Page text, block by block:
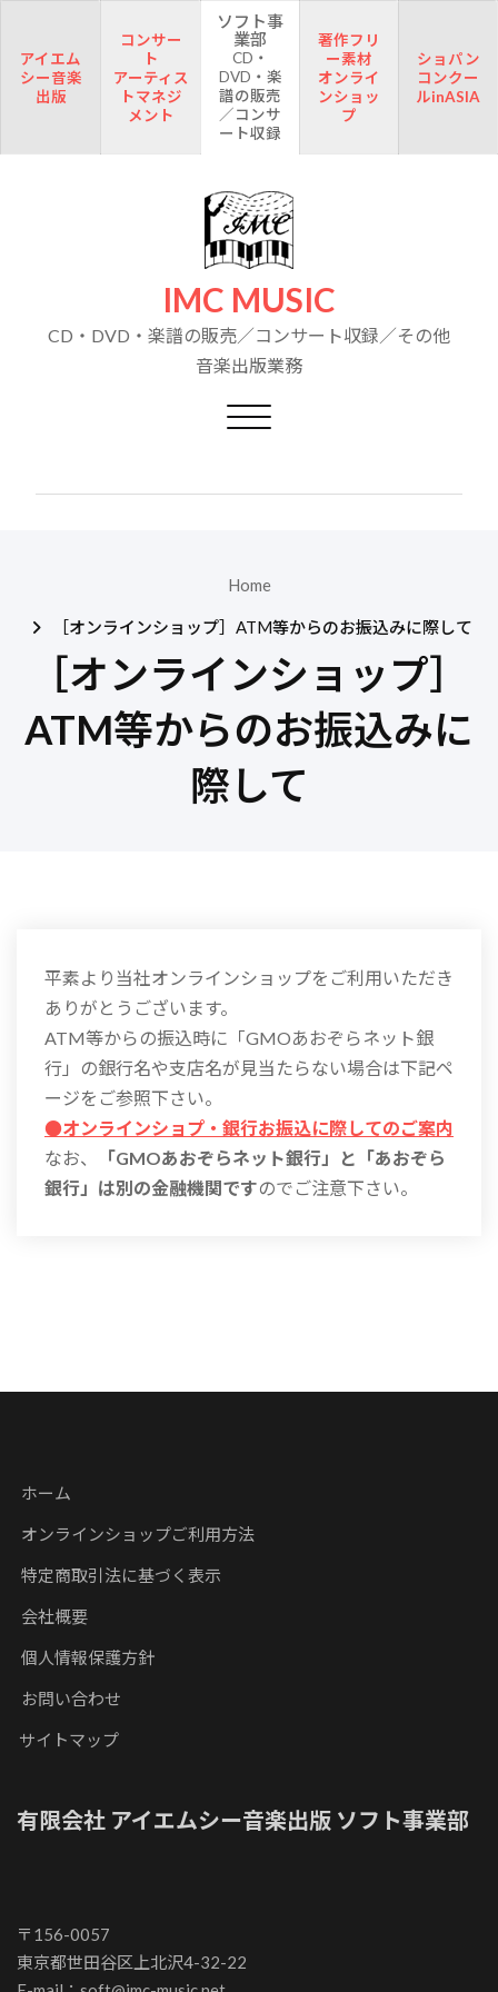
アイエム
シー音楽
出版
コンサー
ト
アーティス
トマネジ
メント
ソフト事
業部
CD・
DVD・楽
譜の販売
／コンサ
ート収録
著作フリ
ー素材
オンライ
ンショッ
プ
ショパン
コンクー
ルinASIA
IMC MUSIC
CD・DVD・楽譜の販売／コンサート収録／その他
音楽出版業務
Toggle navigation
Home
［オンラインショップ］ATM等からのお振込みに際して
［オンラインショップ］
ATM等からのお振込みに
際して
平素より当社オンラインショップをご利用いただき
ありがとうございます。
ATM等からの振込時に「GMOあおぞらネット銀
行」の銀行名や支店名が見当たらない場合は下記ペ
ージをご参照下さい。
●オンラインショプ・銀行お振込に際してのご案内
なお、
「GMOあおぞらネット銀行」と「あおぞら
銀行」は別の金融機関ですのでご注意下さい。
ホーム
オンラインショップご利用方法
特定商取引法に基づく表示
会社概要
個人情報保護方針
お問い合わせ
サイトマップ
有限会社 アイエムシー音楽出版 ソフト事業部
〒156-0057
東京都世田谷区上北沢4-32-22